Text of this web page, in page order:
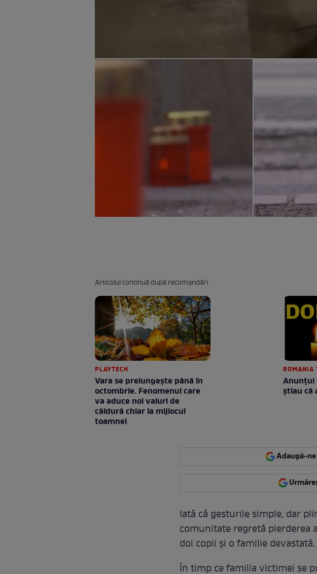
Articolul continuă după recomandări
PLAYTECH
Vara se prelungeşte până în
octombrie. Fenomenul care
va aduce noi valuri de
căldură chiar la mijlocul
toamnei
ROMANIA
Anunţul
ştiau că
Adaugă-
Iată că gesturile simple, dar
comunitate regretă pierderea
doi copii și o familie devastată.
În timp ce familia victimei se